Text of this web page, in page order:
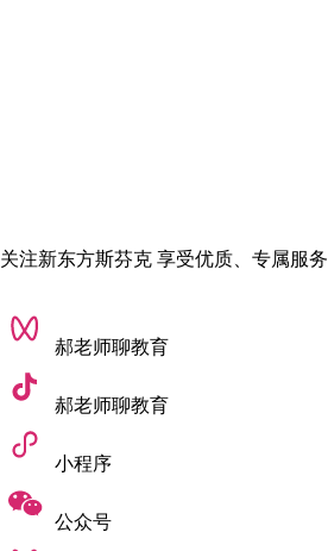
13.吉林大学
14.哈尔滨工业大学
15.中国石油大学(北京)
16.浙江大学
17.中山大学
18.华南理工大学
19.南开大学
关注新东方斯芬克 享受优质、专属服务
郝老师聊教育
郝老师聊教育
小程序
公众号